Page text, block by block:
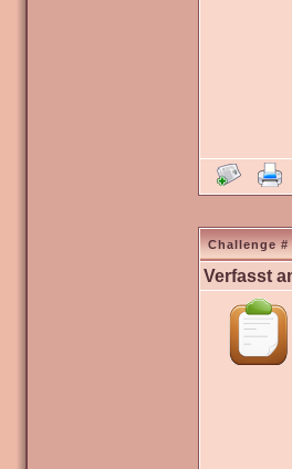
Challenge #
Verfasst